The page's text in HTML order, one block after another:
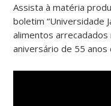
Assista à matéria
boletim “Universidade
alimentos arrecadados
aniversário de 55 anos